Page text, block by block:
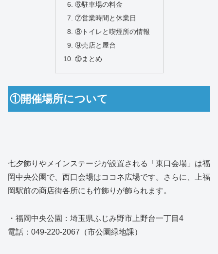
⑥駐車場の料金
⑦営業時間と休業日
⑧トイレと喫煙所の情報
⑨売店と屋台
⑩まとめ
①開催場所について
七夕飾りやメインステージが設置される「東口会場」は福
岡中央公園で、西口会場はココネ広場です。さらに、上福
岡駅前の商店街各所にも竹飾りが飾られます。
・福岡中央公園：埼玉県ふじみ野市上野台一丁目4
電話：049-220-2067（市公園緑地課）